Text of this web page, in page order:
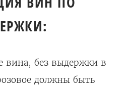
вина, без выдержки в
должны быть